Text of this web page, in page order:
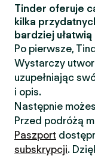
Tinder oferuje
kilka
bardziej
Po pierwsze,
Wystarczy
uzupełniając
i opis.
Następnie
Przed podróżą
Paszport
subskrypcji.